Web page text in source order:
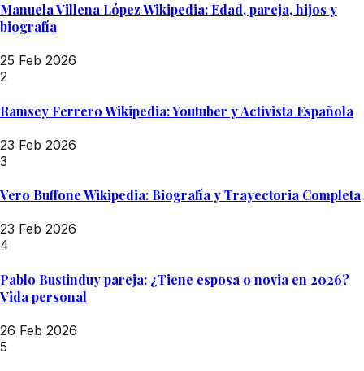
Manuela Villena López Wikipedia: Edad, pareja, hijos y
biografía
25 Feb 2026
2
Ramsey Ferrero Wikipedia: Youtuber y Activista Española
23 Feb 2026
3
Vero Buffone Wikipedia: Biografía y Trayectoria Completa
23 Feb 2026
4
Pablo Bustinduy pareja: ¿Tiene esposa o novia en 2026?
Vida personal
26 Feb 2026
5